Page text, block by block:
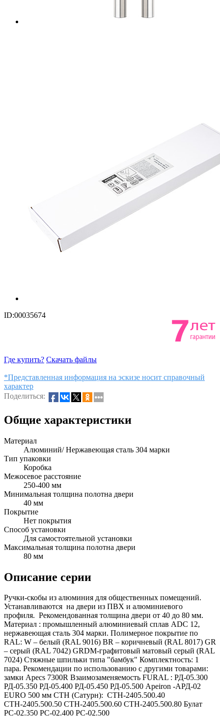
ID:00035674
Где купить? Скачать файлы
*Представленная информация на эскизе носит справочный
характер
Поделиться:
Общие характеристики
Материал
Алюминий/ Нержавеющая сталь 304 марки
Тип упаковки
Коробка
Межосевое расстояние
250-400 мм
Минимальная толщина полотна двери
40 мм
Покрытие
Нет покрытия
Способ установки
Для самостоятельной установки
Максимальная толщина полотна двери
80 мм
Описание серии
Ручки-скобы из алюминия для общественных помещений.
Устанавливаются на двери из ПВХ и алюминиевого
профиля. Рекомендованная толщина двери от 40 до 80 мм.
Материал : промышленный алюминиевый сплав ADC 12,
нержавеющая сталь 304 марки. Полимерное покрытие по
RAL: W – белый (RAL 9016) BR – коричневый (RAL 8017) GR
– серый (RAL 7042) GRDM-графитовый матовый серый (RAL
7024) Стяжные шпильки типа "бамбук" Комплектность: 1
пара. Рекомендации по использованию с другими товарами:
замки Apecs 7300R Взаимозаменяемость FURAL : РД-05.300
РД-05.350 РД-05.400 РД-05.450 РД-05.500 Apeiron -АРД-02
EURO 500 мм CТН (Сатурн): СТН-2405.500.40
СТН-2405.500.50 СТН-2405.500.60 СТН-2405.500.80 Булат
РС-02.350 РС-02.400 РС-02.500